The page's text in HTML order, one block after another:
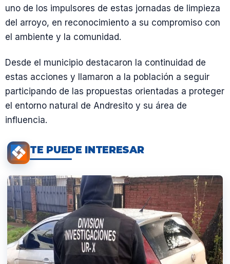
uno de los impulsores de estas jornadas de limpieza
del arroyo, en reconocimiento a su compromiso con
el ambiente y la comunidad.
Desde el municipio destacaron la continuidad de
estas acciones y llamaron a la población a seguir
participando de las propuestas orientadas a proteger
el entorno natural de Andresito y su área de
influencia.
TE PUEDE INTERESAR